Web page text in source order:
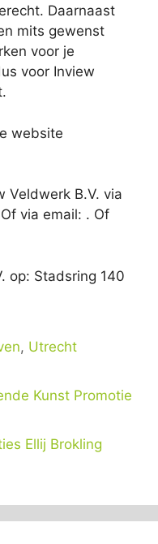
Daarnaast
mits gewenst
voor je
voor Inview
website
Veldwerk B.V. via
via email: . Of
op: Stadsring 140
, Utrecht
Kunst Promotie
Ellij Brokling